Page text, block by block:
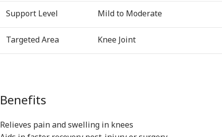
Support Level Mild to Moderate
Targeted Area Knee Joint
Benefits
Relieves pain and swelling in knees